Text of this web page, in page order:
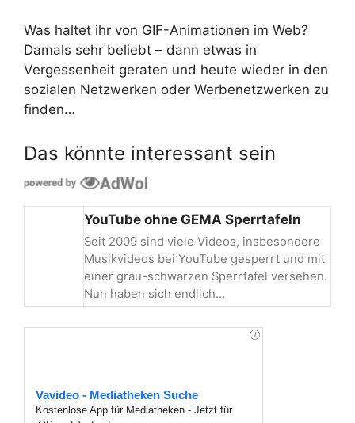
Was haltet ihr von GIF-Animationen im Web?
Damals sehr beliebt – dann etwas in
Vergessenheit geraten und heute wieder in den
sozialen Netzwerken oder Werbenetzwerken zu
finden…
Das könnte interessant sein
YouTube ohne GEMA Sperrtafeln
Seit 2009 sind viele Videos, insbesondere
Musikvideos bei YouTube gesperrt und mit
einer grau-schwarzen Sperrtafel versehen.
Nun haben sich endlich…